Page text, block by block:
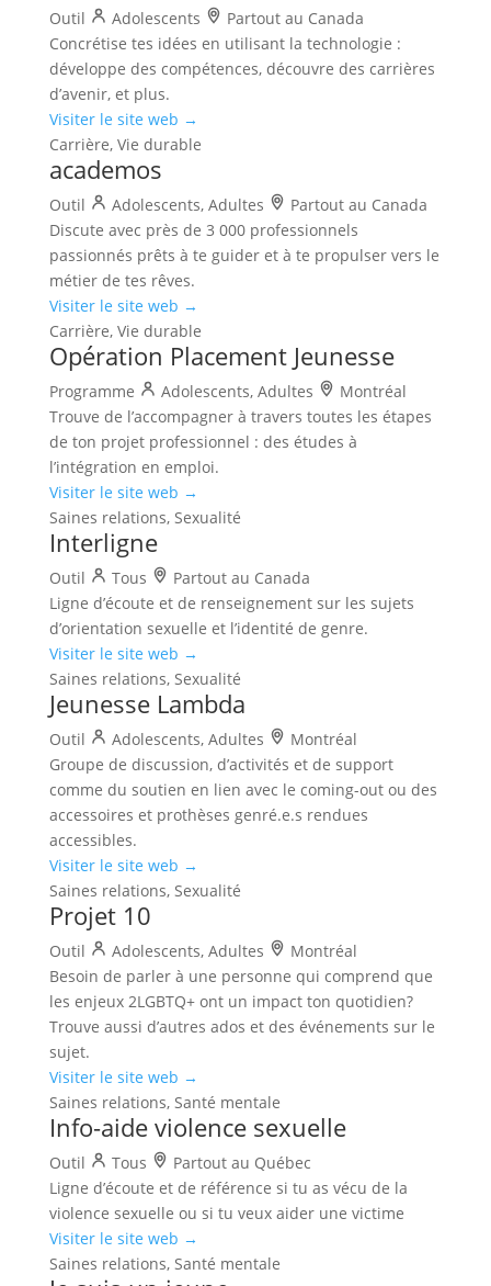
Outil Adolescents
Partout au Canada
Concrétise tes idées en utilisant la technologie :
développe des compétences, découvre des carrières
d’avenir, et plus.
Visiter le site web →
Carrière, Vie durable
academos
Outil Adolescents, Adultes
Partout au Canada
Discute avec près de 3 000 professionnels
passionnés prêts à te guider et à te propulser vers le
métier de tes rêves.
Visiter le site web →
Carrière, Vie durable
Opération Placement Jeunesse
Programme Adolescents, Adultes
Montréal
Trouve de l’accompagner à travers toutes les étapes
de ton projet professionnel : des études à
l’intégration en emploi.
Visiter le site web →
Saines relations, Sexualité
Interligne
Outil Tous
Partout au Canada
Ligne d’écoute et de renseignement sur les sujets
d’orientation sexuelle et l’identité de genre.
Visiter le site web →
Saines relations, Sexualité
Jeunesse Lambda
Outil Adolescents, Adultes
Montréal
Groupe de discussion, d’activités et de support
comme du soutien en lien avec le coming-out ou des
accessoires et prothèses genré.e.s rendues
accessibles.
Visiter le site web →
Saines relations, Sexualité
Projet 10
Outil Adolescents, Adultes
Montréal
Besoin de parler à une personne qui comprend que
les enjeux 2LGBTQ+ ont un impact ton quotidien?
Trouve aussi d’autres ados et des événements sur le
sujet.
Visiter le site web →
Saines relations, Santé mentale
Info-aide violence sexuelle
Outil Tous
Partout au Québec
Ligne d’écoute et de référence si tu as vécu de la
violence sexuelle ou si tu veux aider une victime
Visiter le site web →
Saines relations, Santé mentale